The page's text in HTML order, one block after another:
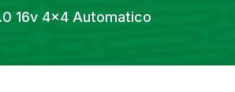
16v 4x4 Automatico